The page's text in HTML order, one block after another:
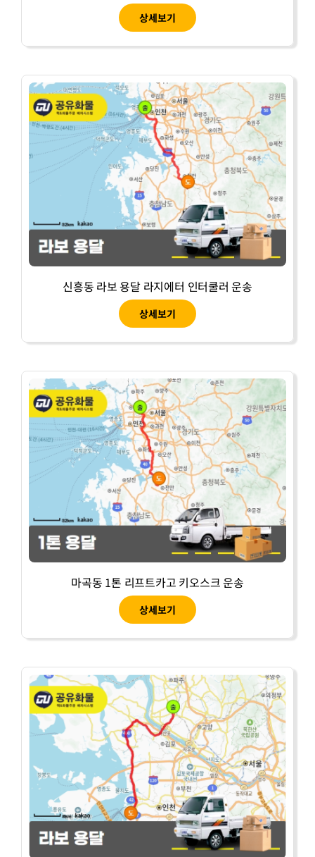
상세보기
신흥동 라보 용달 라지에터 인터쿨러 운송
상세보기
마곡동 1톤 리프트카고 키오스크 운송
상세보기